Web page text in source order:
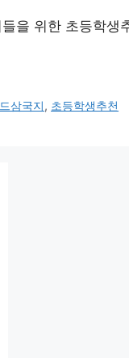
을 위한 초등학생
삼국지, 초등학생추천